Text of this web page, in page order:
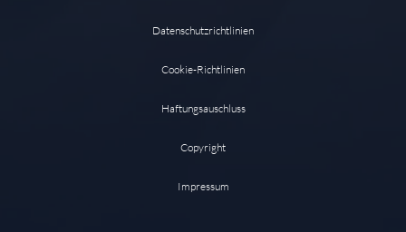
Datenschutzrichtlinien
Cookie-Richtlinien
Haftungsauschluss
Copyright
Impressum